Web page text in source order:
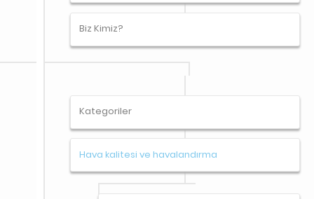
Biz Kimiz?
Kategoriler
Hava kalitesi ve havalandırma